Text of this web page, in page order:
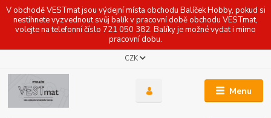
V obchodě VESTmat jsou výdejní místa obchodu Balíček Hobby, pokud si
nestihnete vyzvednout svůj balík v pracovní době obchodu VESTmat,
volejte na telefonní číslo 721 050 382. Balíky je možné vydat i mimo
pracovní dobu.
Menu
CZK